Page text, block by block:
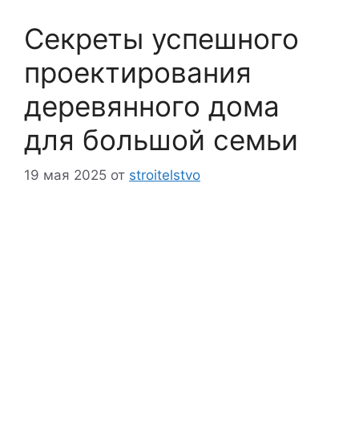
Секреты успешного
проектирования
деревянного дома
для большой семьи
19 мая 2025 от stroitelstvo